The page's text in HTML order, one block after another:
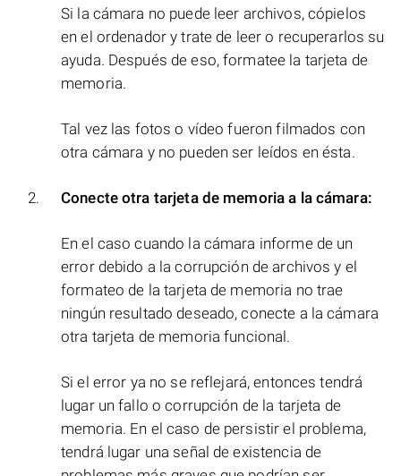
Si la cámara no puede leer archivos, cópielos
en el ordenador y trate de leer o recuperarlos su
ayuda. Después de eso, formatee la tarjeta de
memoria.
Tal vez las fotos o vídeo fueron filmados con
otra cámara y no pueden ser leídos en ésta.
Conecte otra tarjeta de memoria a la cámara:
En el caso cuando la cámara informe de un
error debido a la corrupción de archivos y el
formateo de la tarjeta de memoria no trae
ningún resultado deseado, conecte a la cámara
otra tarjeta de memoria funcional.
Si el error ya no se reflejará, entonces tendrá
lugar un fallo o corrupción de la tarjeta de
memoria. En el caso de persistir el problema,
tendrá lugar una señal de existencia de